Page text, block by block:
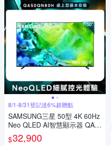
8/1-8/31登記送6%超贈點
SAMSUNG三星 50型 4K 60Hz
Neo QLED AI智慧顯示器 QA5
0QN80HAXXZW 含基本安裝
$32,900